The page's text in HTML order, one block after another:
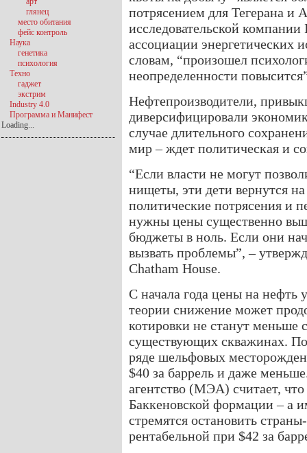
потрясением для Тегерана и
исследовательской
ассоциации энергетических
словам, “произошел
неопределенности
Нефтепроизводители,
диверсифицировали
случае длительного
мир – ждет политическая и
“Если власти не могут
нищеты, эти дети вернутся
политические потрясения и
нужны цены существенно
бюджеты в ноль. Если они
вызвать проблемы”, –
Chatham House.
С начала года цены на нефть
теории снижение может
котировки не станут меньше
существующих скважинах.
ряде шельфовых
$40 за баррель и даже
агентство (МЭА) считает,
Баккеновской формации – а
стремятся остановить
рентабельной при $42 за
глянец
место обитания
фейс контроль
Наука
генетика
психология
Техно
гаджет
экстрим
Industry 4.0
Программа и Манифест
Loading...